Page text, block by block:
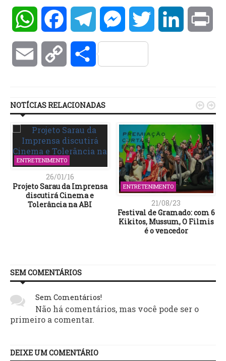
WhatsAppFacebookTelegramMessengerTwitter LinkedIn
Email Copy Compartilhar
NOTÍCIAS RELACIONADAS
ENTRETENIMENTO
26/01/16
Projeto Sarau da Imprensa
discutirá Cinema e
Tolerância na ABI
ENTRETENIMENTO
21/08/23
Festival de Gramado: com 6
Kikitos, Mussum, O Filmis
é o vencedor
 
SEM COMENTÁRIOS
Sem Comentários!
Não há comentários, mas você pode ser o
primeiro a comentar.
DEIXE UM COMENTÁRIO